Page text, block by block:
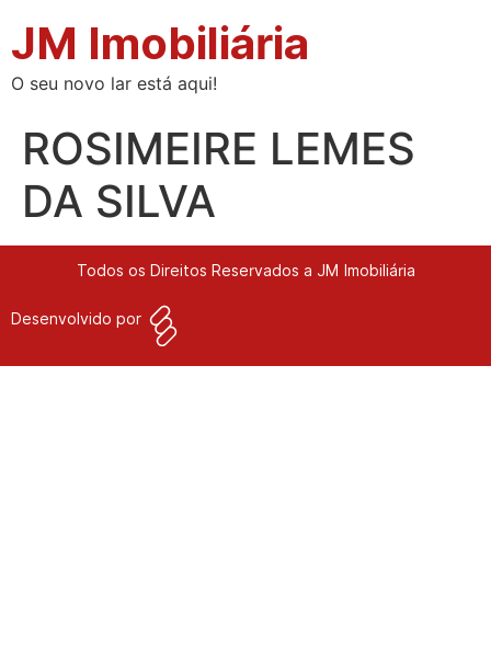
JM Imobiliária
O seu novo lar está aqui!
ROSIMEIRE LEMES
DA SILVA
Todos os Direitos Reservados a JM Imobiliária
Desenvolvido por